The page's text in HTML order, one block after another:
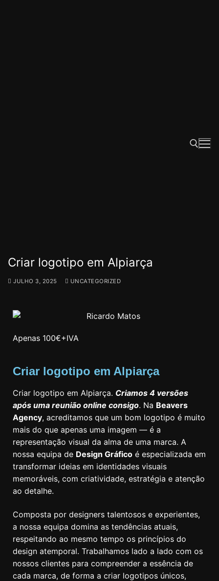
Criar logotipo em Alpiarça
JULHO 3, 2025 UNCATEGORIZED
Apenas 100€+IVA
Criar logotipo em Alpiarça
Criar logotipo em Alpiarça. Criamos 4 versões
após uma reunião online consigo. Na Beavers
Agency, acreditamos que um bom logotipo é muito
mais do que apenas uma imagem — é a
representação visual da alma de uma marca. A
nossa equipa de Design Gráfico é especializada em
transformar ideias em identidades visuais
memoráveis, com criatividade, estratégia e atenção
ao detalhe.
Composta por designers talentosos e experientes,
a nossa equipa domina as tendências atuais,
respeitando ao mesmo tempo os princípios do
design atemporal. Trabalhamos lado a lado com os
nossos clientes para compreender a essência de
cada marca, de forma a criar logotipos únicos,